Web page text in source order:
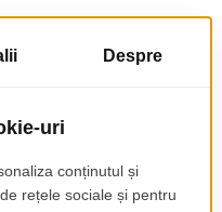
pentru un design atractiv
– locul unde se creează prima
procesul...